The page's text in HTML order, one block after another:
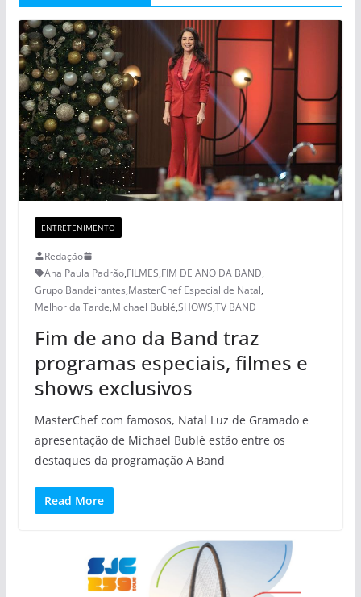
ENTRETENIMENTO
Redação
Ana Paula Padrão,FILMES,FIM DE ANO DA BAND,
Grupo Bandeirantes,MasterChef Especial de Natal,
Melhor da Tarde,Michael Bublé,SHOWS,TV BAND
Fim de ano da Band traz
programas especiais, filmes e
shows exclusivos
MasterChef com famosos, Natal Luz de Gramado e
apresentação de Michael Bublé estão entre os
destaques da programação A Band
Read More